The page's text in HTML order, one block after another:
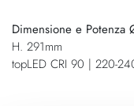
Dimensione e Potenza
H. 291mm
topLED CRI 90 | 220-